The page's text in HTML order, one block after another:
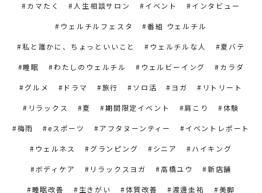
カマたく 人生相談サロン イベント インタビュー
ウェルチルフェスタ 番組 ウェルチル
私と誰かに、ちょっといいこと ウェルチルな人 夏バテ
睡眠 わたしのウェルチル ウェルビーイング カラダ
グルメ ドラマ 旅行 ソロ活 ヨガ リトリート
リラックス 夏 期間限定イベント 肩こり 体験
梅雨 eスポーツ アフタヌーンティー イベントレポート
ウェルネス グランピング シニア ハイキング
ボディケア リラックスヨガ 高橋ユウ 新店舗
睡眠改善 生きがい 体質改善 渡邊圭祐 美脚